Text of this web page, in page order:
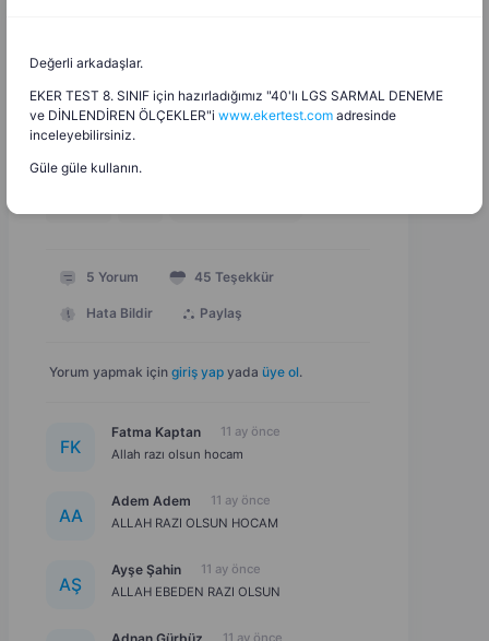
İE
1.09.2025
2025 - 2026 Lise Seçmeli Temel Dini Bilgiler (İslam 2)
Yıllık Plan
5 Yorum 45 Teşekkür
Hata Bildir Paylaş
Yorum yapmak için giriş yap yada üye ol.
FK
Fatma Kaptan
11 ay önce
Allah razı olsun hocam
AA
Adem Adem
11 ay önce
ALLAH RAZI OLSUN HOCAM
AŞ
Ayşe Şahin
11 ay önce
ALLAH EBEDEN RAZI OLSUN
Değerli arkadaşlar.
EKER TEST 8. SINIF için hazırladığımız "40'lı LGS SARMAL DENEME
ve DİNLENDİREN ÖLÇEKLER"i www.ekertest.com adresinde
inceleyebilirsiniz.
Güle güle kullanın.